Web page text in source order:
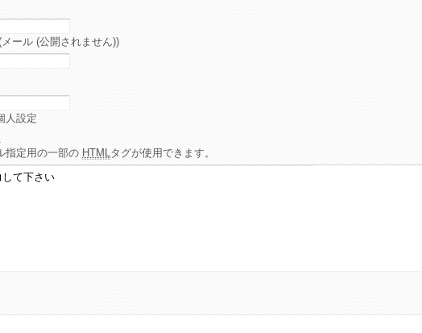
ール (公開されません))
人設定
指定用の一部の HTMLタグが使用できます。